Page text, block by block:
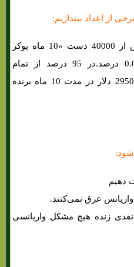
از اعداد بیندازیم:
احتمال از دست دادن جان بیش از 40000 دست «10 ماه پوکر
زنده» بسیار ناچیز اسـت: 0.001 درصد.در 95 درصد از تمام
آزمایش‌ها، جان بین 10400 تا 29500 دلار در مدت 10 ماه برنده
شود:
دهیم
عرق نمی‌کنند.
زنده هیچ مشکل واریانسی